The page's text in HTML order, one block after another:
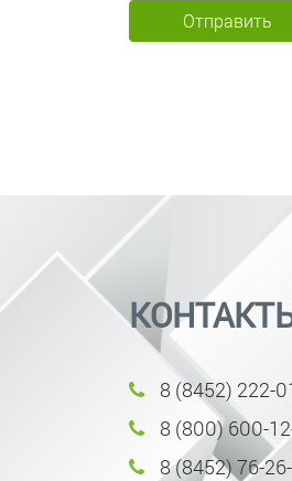
Отправить
8 (8452) 222-
8 (800) 600-
8 (8452) 76-